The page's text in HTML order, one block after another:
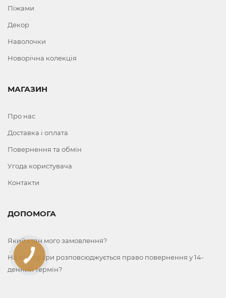
Піжами
Декор
Наволочки
Новорічна колекція
МАГАЗИН
Про нас
Доставка і оплата
Повернення та обмін
Угода користувача
Контакти
ДОПОМОГА
Який стан мого замовлення?
На які товари розповсюджується право повернення у 14-
денний термін?
КНОПКА
ЗВ'ЯЗКУ